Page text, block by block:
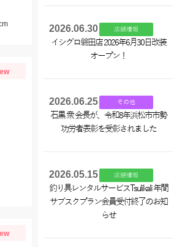
2026.06.30 店舗情報
イシグロ磐田店 2026年6月30日改装
オープン！
2026.06.25 その他
石黒 衆 会長が、令和8年浜松市市勢
功労者表彰を受彰されました
2026.05.15 店舗情報
釣り具レンタルサービスTsulikali 年間
サブスクプラン会員受付終了のお知
らせ